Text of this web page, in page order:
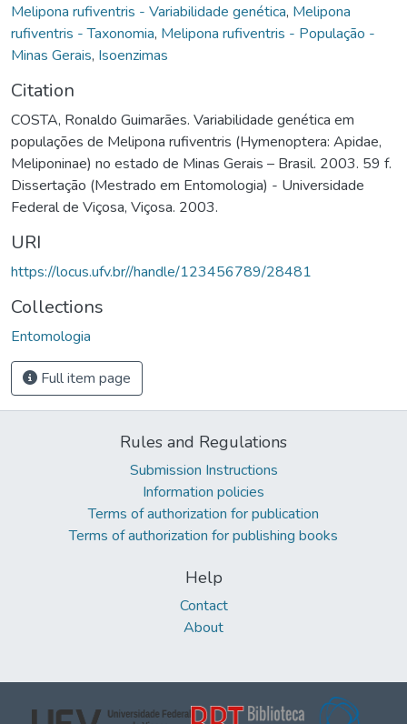
Melipona rufiventris - Variabilidade genética, Melipona
rufiventris - Taxonomia, Melipona rufiventris - População -
Minas Gerais, Isoenzimas
Citation
COSTA, Ronaldo Guimarães. Variabilidade genética em
populações de Melipona rufiventris (Hymenoptera: Apidae,
Meliponinae) no estado de Minas Gerais – Brasil. 2003. 59 f.
Dissertação (Mestrado em Entomologia) - Universidade
Federal de Viçosa, Viçosa. 2003.
URI
https://locus.ufv.br//handle/123456789/28481
Collections
Entomologia
Full item page
Rules and Regulations
Submission Instructions
Information policies
Terms of authorization for publication
Terms of authorization for publishing books
Help
Contact
About